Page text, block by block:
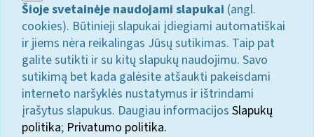
Šioje svetainėje naudojami slapukai (angl.
cookies). Būtinieji slapukai įdiegiami automatiškai
ir jiems nėra reikalingas Jūsų sutikimas. Taip pat
galite sutikti ir su kitų slapukų naudojimu. Savo
sutikimą bet kada galėsite atšaukti pakeisdami
interneto naršyklės nustatymus ir ištrindami
įrašytus slapukus. Daugiau informacijos Slapukų
politika; Privatumo politika.